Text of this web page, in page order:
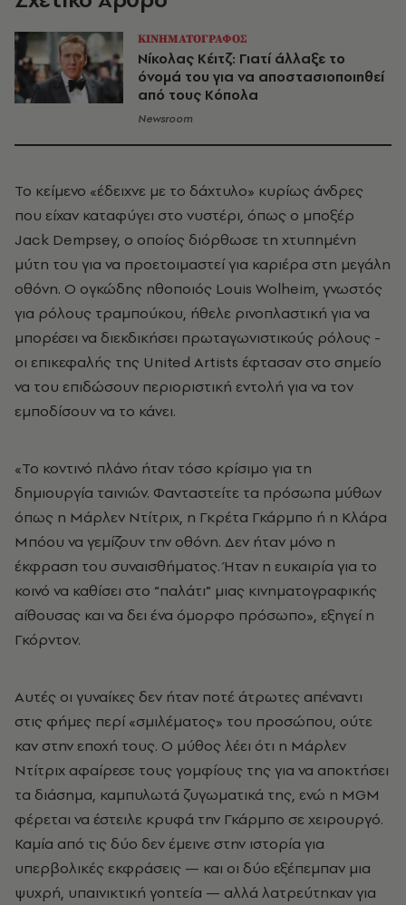
ΚΙΝΗΜΑΤΟΓΡΑΦΟΣ
Νίκολας Κέιτζ: Γιατί άλλαξε το
όνομά του για να αποστασιοποιηθεί
από τους Κόπολα
Newsroom
Το κείμενο «έδειχνε με το δάχτυλο» κυρίως άνδρες
που είχαν καταφύγει στο νυστέρι, όπως ο μποξέρ
Jack Dempsey, ο οποίος διόρθωσε τη χτυπημένη
μύτη του για να προετοιμαστεί για καριέρα στη μεγάλη
οθόνη. Ο ογκώδης ηθοποιός Louis Wolheim, γνωστός
για ρόλους τραμπούκου, ήθελε ρινοπλαστική για να
μπορέσει να διεκδικήσει πρωταγωνιστικούς ρόλους -
οι επικεφαλής της United Artists έφτασαν στο σημείο
να του επιδώσουν περιοριστική εντολή για να τον
εμποδίσουν να το κάνει.
«Το κοντινό πλάνο ήταν τόσο κρίσιμο για τη
δημιουργία ταινιών. Φανταστείτε τα πρόσωπα μύθων
όπως η Μάρλεν Ντίτριχ, η Γκρέτα Γκάρμπο ή η Κλάρα
Μπόου να γεμίζουν την οθόνη. Δεν ήταν μόνο η
έκφραση του συναισθήματος. Ήταν η ευκαιρία για το
κοινό να καθίσει στο “παλάτι” μιας κινηματογραφικής
αίθουσας και να δει ένα όμορφο πρόσωπο», εξηγεί η
Γκόρντον.
Αυτές οι γυναίκες δεν ήταν ποτέ άτρωτες απέναντι
στις φήμες περί «σμιλέματος» του προσώπου, ούτε
καν στην εποχή τους. Ο μύθος λέει ότι η Μάρλεν
Ντίτριχ αφαίρεσε τους γομφίους της για να αποκτήσει
τα διάσημα, καμπυλωτά ζυγωματικά της, ενώ η MGM
φέρεται να έστειλε κρυφά την Γκάρμπο σε χειρουργό.
Καμία από τις δύο δεν έμεινε στην ιστορία για
υπερβολικές εκφράσεις — και οι δύο εξέπεμπαν μια
ψυχρή, υπαινικτική γοητεία — αλλά λατρεύτηκαν για